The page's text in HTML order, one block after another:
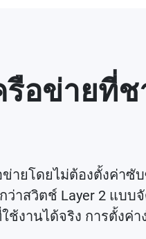
รือข่ายที่
ายโดยไม่ต้องตั้งค่าซั
ว่าสวิตช์ Layer 2 แบ
ช้งานได้จริง การตั้งค่